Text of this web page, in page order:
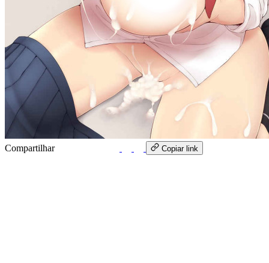
Compartilhar Copiar link